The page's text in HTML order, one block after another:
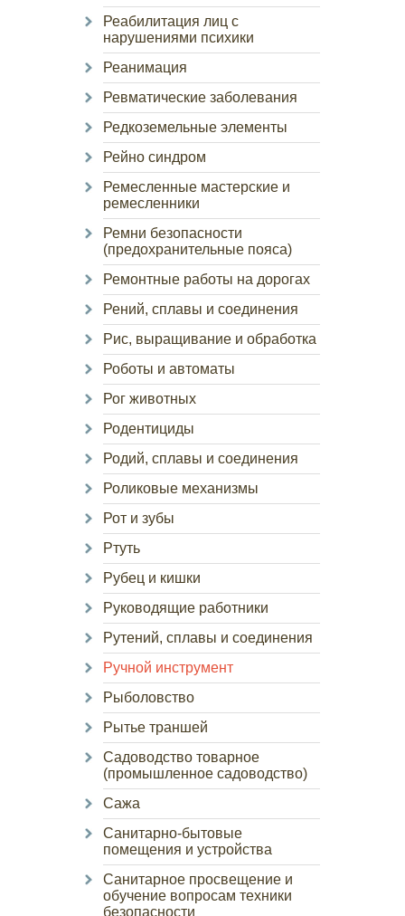
Реабилитация лиц с
нарушениями психики
Реанимация
Ревматические заболевания
Редкоземельные элементы
Рейно синдром
Ремесленные мастерские и
ремесленники
Ремни безопасности
(предохранительные пояса)
Ремонтные работы на дорогах
Рений, сплавы и соединения
Рис, выращивание и обработка
Роботы и автоматы
Рог животных
Родентициды
Родий, сплавы и соединения
Роликовые механизмы
Рот и зубы
Ртуть
Рубец и кишки
Руководящие работники
Рутений, сплавы и соединения
Ручной инструмент
Рыболовство
Рытье траншей
Садоводство товарное
(промышленное садоводство)
Сажа
Санитарно-бытовые
помещения и устройства
Санитарное просвещение и
обучение вопросам техники
безопасности